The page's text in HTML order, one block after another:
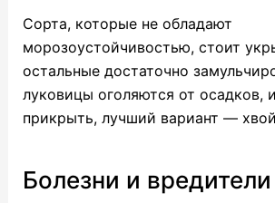
Сорта, которые не обладают
морозоустойчивостью, стоит
остальные достаточно
луковицы оголяются от осадков,
прикрыть, лучший вариант —
Болезни и вредители